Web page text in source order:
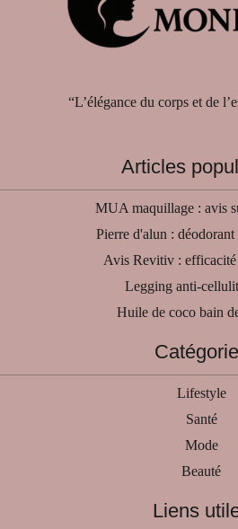
“L’élégance du corps et de
Articles
MUA maquillage : avis
Pierre d'alun : déodorant
Avis Revitiv : efficacité
Legging anti-
Huile de coco bain
Lifestyle
Santé
Mode
Beauté
Liens